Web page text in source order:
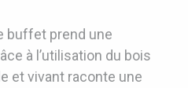
buffet prend une
à l’utilisation du bois
et vivant raconte une